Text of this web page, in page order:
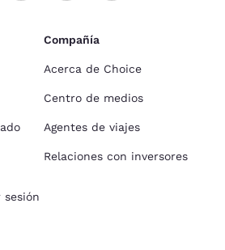
sesión
Compañía
Acerca de Choice
Centro de medios
Agentes de viajes
Relaciones con inversores